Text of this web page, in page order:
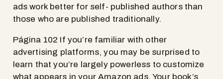
ads work better for self- published authors than
those who are published traditionally.
Página 102 If you’re familiar with other
advertising platforms, you may be surprised to
learn that you’re largely powerless to customize
what appears in your Amazon ads. Your book’s